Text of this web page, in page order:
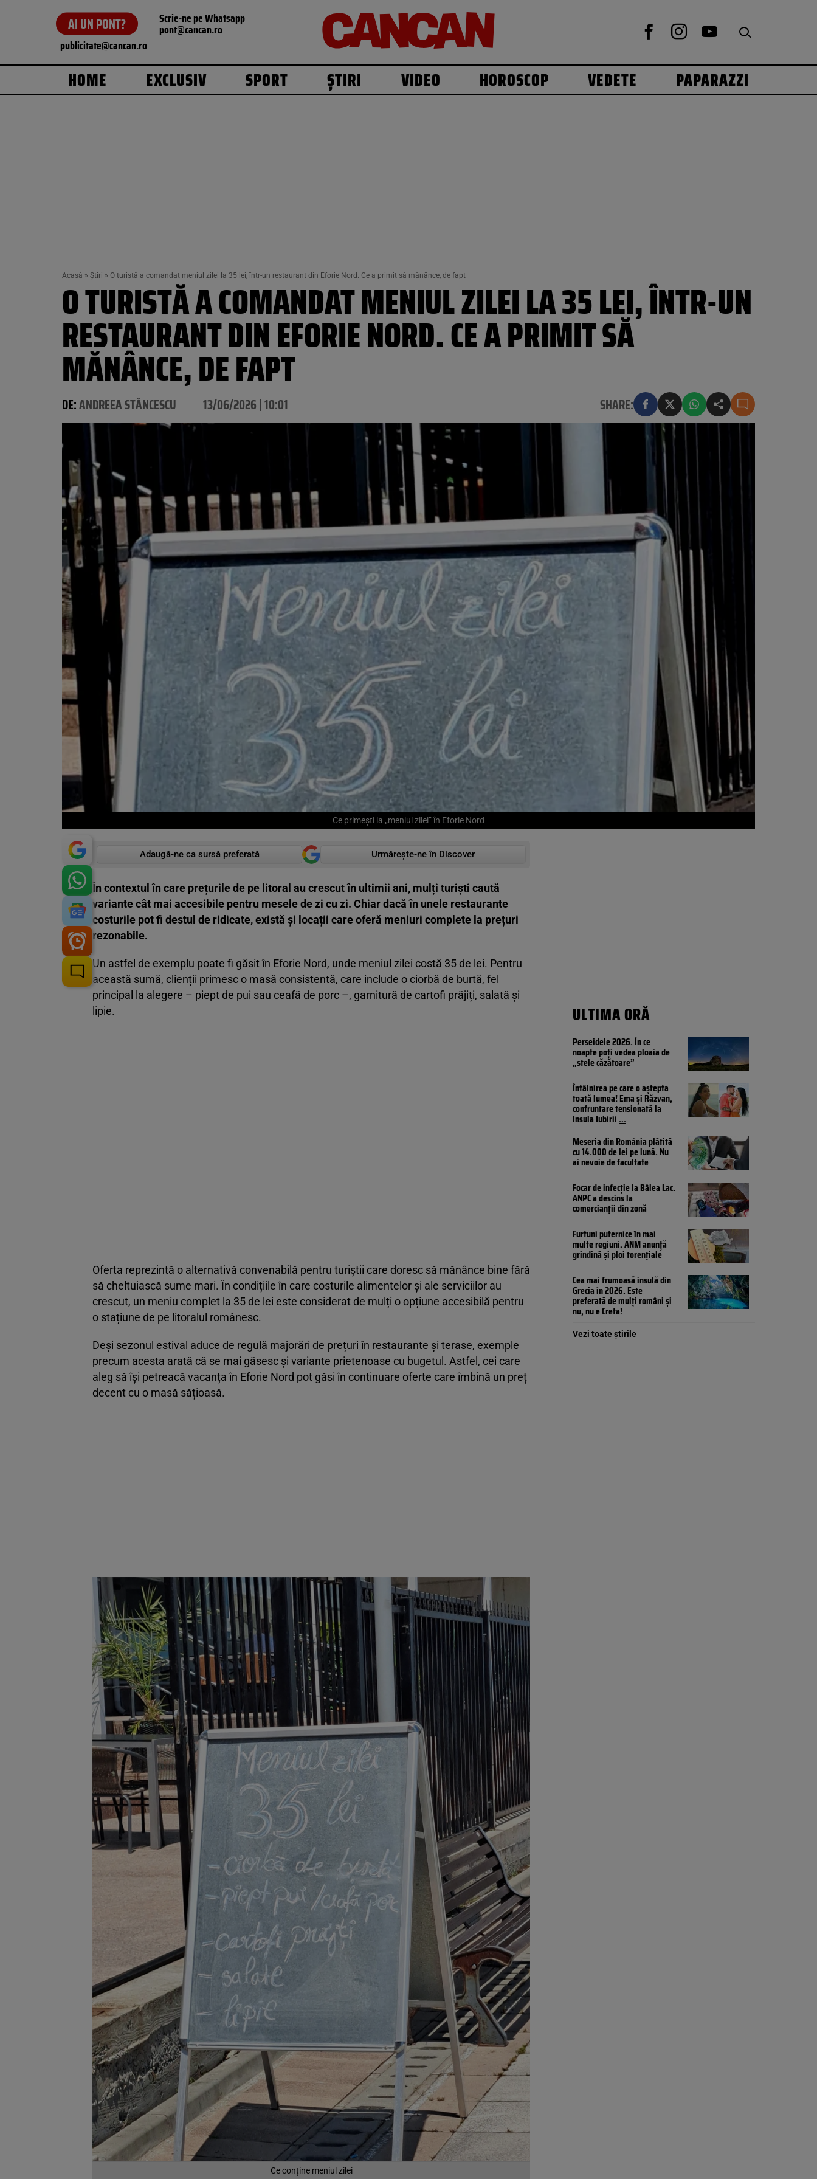
AI UN PONT? Scrie-ne pe Whatsapp
pont@cancan.ro
publicitate@cancan.ro
HOME EXCLUSIV SPORT ȘTIRI VIDEO HOROSCOP VEDETE PAPARAZZI
Acasă » Știri » O turistă a comandat meniul zilei la 35 lei, într-un restaurant din Eforie Nord. Ce a primit să mănânce, de fapt
O TURISTĂ A COMANDAT MENIUL ZILEI LA 35 LEI, ÎNTR-UN
RESTAURANT DIN EFORIE NORD. CE A PRIMIT SĂ
MĂNÂNCE, DE FAPT
DE:ANDREEA STĂNCESCU 13/06/2026 | 10:01 SHARE:
Ce primești la „meniul zilei” în Eforie Nord
Adaugă-ne ca sursă preferată Urmărește-ne în Discover
În contextul în care prețurile de pe litoral au crescut în ultimii ani, mulți turiști caută
variante cât mai accesibile pentru mesele de zi cu zi. Chiar dacă în unele restaurante
costurile pot fi destul de ridicate, există și locații care oferă meniuri complete la prețuri
rezonabile.
Un astfel de exemplu poate fi găsit în Eforie Nord, unde meniul zilei costă 35 de lei. Pentru
această sumă, clienții primesc o masă consistentă, care include o ciorbă de burtă, fel
principal la alegere – piept de pui sau ceafă de porc –, garnitură de cartofi prăjiți, salată și
lipie.
Oferta reprezintă o alternativă convenabilă pentru turiștii care doresc să mănânce bine fără
să cheltuiască sume mari. În condițiile în care costurile alimentelor și ale serviciilor au
crescut, un meniu complet la 35 de lei este considerat de mulți o opțiune accesibilă pentru
o stațiune de pe litoralul românesc.
Deși sezonul estival aduce de regulă majorări de prețuri în restaurante și terase, exemple
precum acesta arată că se mai găsesc și variante prietenoase cu bugetul. Astfel, cei care
aleg să își petreacă vacanța în Eforie Nord pot găsi în continuare oferte care îmbină un preț
decent cu o masă sățioasă.
Ce conține meniul zilei
ULTIMA ORĂ
Perseidele 2026. În ce
noapte poți vedea ploaia de
„stele căzătoare”
Întâlnirea pe care o aștepta
toată lumea! Ema și Răzvan,
confruntare tensionată la
Insula Iubirii...
Meseria din România plătită
cu 14.000 de lei pe lună. Nu
ai nevoie de facultate
Focar de infecție la Bâlea Lac.
ANPC a descins la
comercianții din zonă
Furtuni puternice în mai
multe regiuni. ANM anunță
grindină și ploi torențiale
Cea mai frumoasă insulă din
Grecia în 2026. Este
preferată de mulți români și
nu, nu e Creta!
Vezi toate știrile